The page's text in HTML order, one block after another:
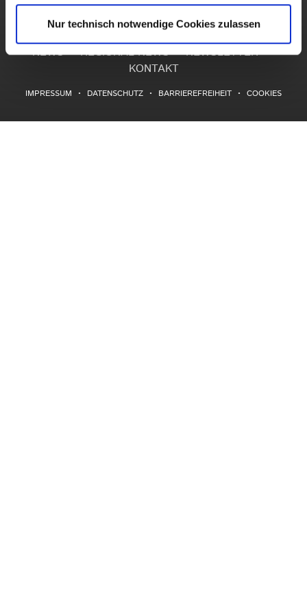
Nur technisch notwendige Cookies zulassen
NEWS REGIONAL NEWS
NEWSLETTER
KONTAKT
IMPRESSUM DATENSCHUTZ BARRIEREFREIHEIT COOKIES